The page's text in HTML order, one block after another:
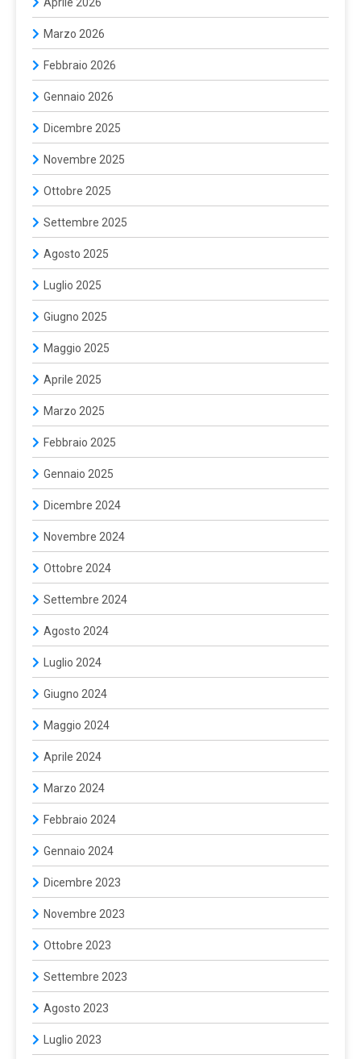
Marzo 2026
Febbraio 2026
Gennaio 2026
Dicembre 2025
Novembre 2025
Ottobre 2025
Settembre 2025
Agosto 2025
Luglio 2025
Giugno 2025
Maggio 2025
Aprile 2025
Marzo 2025
Febbraio 2025
Gennaio 2025
Dicembre 2024
Novembre 2024
Ottobre 2024
Settembre 2024
Agosto 2024
Luglio 2024
Giugno 2024
Maggio 2024
Aprile 2024
Marzo 2024
Febbraio 2024
Gennaio 2024
Dicembre 2023
Novembre 2023
Ottobre 2023
Settembre 2023
Agosto 2023
Luglio 2023